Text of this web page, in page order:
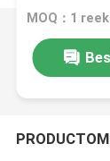
schillen
MOQ：1